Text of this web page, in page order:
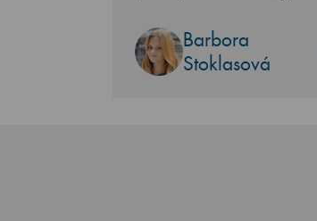
Barbora
Stoklasová